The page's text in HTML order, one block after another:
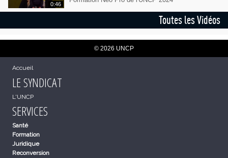
0:46
Toutes les Vidéos
© 2026 UNCP
Accueil
LE SYNDICAT
L'UNCP
SERVICES
Santé
Formation
Juridique
Reconversion